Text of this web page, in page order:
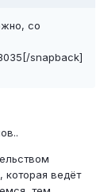
со
snapback]
ведёт